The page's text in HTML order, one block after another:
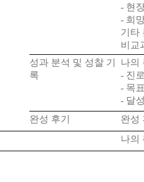
- 현
- 희
기타
비교
성과 분석 및 성찰 기
록
나의
- 진
- 목
- 달
완성 후기
완성
나의